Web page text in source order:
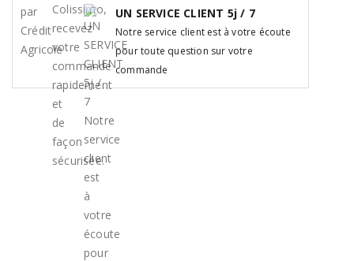
UN SERVICE CLIENT 5j / 7
Notre service client est à votre écoute
pour toute question sur votre
commande